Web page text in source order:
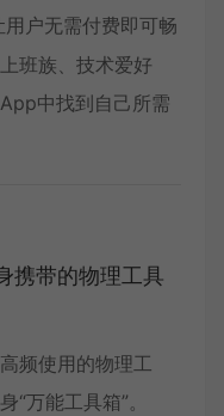
用户无需付费即可畅
班族、技术爱好
中找到自己所需
携带的物理工具
频使用的物理工
万能工具箱”。